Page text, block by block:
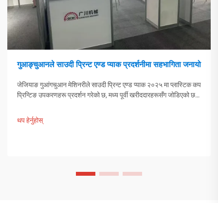
गुआङ्चुआनले साउदी प्रिन्ट एण्ड प्याक प्रदर्शनीमा सहभागिता जनायो
जेजियाङ गुआंगचुआन मेशिनरीले साउदी प्रिन्ट एण्ड प्याक २०२५ मा प्लास्टिक कप
प्रिन्टिङ उपकरणहरू प्रदर्शन गरेको छ, मध्य पूर्वी खरीददारहरूसँग जोडिएको छ।
भन्ने पत्ता लगाउनुहोस्। थप जानकारी हेर्नुहोस्।
थप हेर्नुहोस्